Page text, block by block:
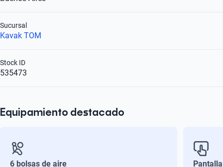
Kavak TOM
Sucursal
535473
Stock ID
Equipamiento destacado
6 bolsas de aire